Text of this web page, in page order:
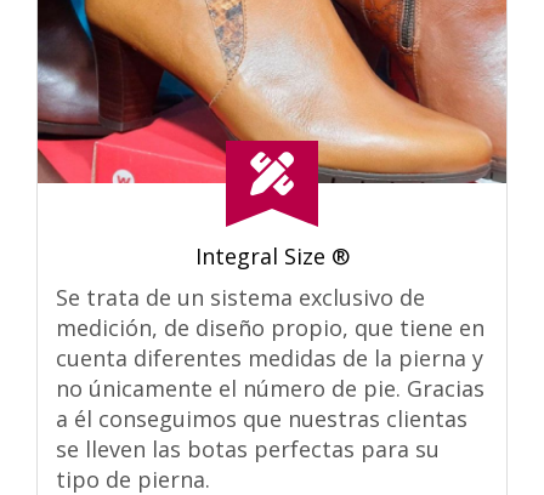
Integral Size ®
Se trata de un sistema exclusivo de
medición, de diseño propio, que tiene en
cuenta diferentes medidas de la pierna y
no únicamente el número de pie. Gracias
a él conseguimos que nuestras clientas
se lleven las botas perfectas para su
tipo de pierna.